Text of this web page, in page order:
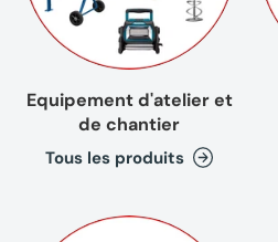
Equipement d'atelier et
de chantier
Tous les produits